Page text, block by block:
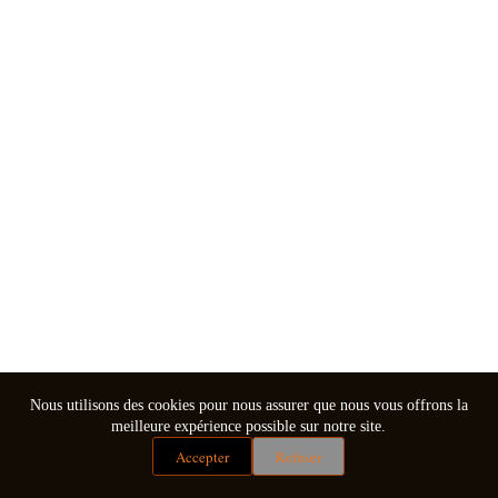
Nous utilisons des cookies pour nous assurer que nous vous offrons la
meilleure expérience possible sur notre site.
Accepter Refuser
Mentions légales
Conditions générales de vente